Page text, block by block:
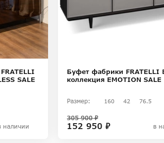
SALE
наличии
Буфет фабрики FRATELLI
коллекция EMOTION SALE
Размер: 160 42 76.5
152 950 ₽
305 900 ₽
в